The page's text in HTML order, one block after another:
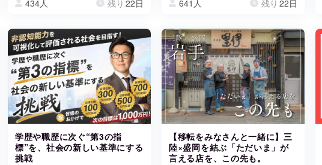
434人 残り 22日 641人 残り 22日
学歴や職歴に次ぐ“第3の指
標”を、社会の新しい基準にする
挑戦
【移転をみなさんと一緒に】三
陸×盛岡を結ぶ「ただいま」が
言える店を、この先も。